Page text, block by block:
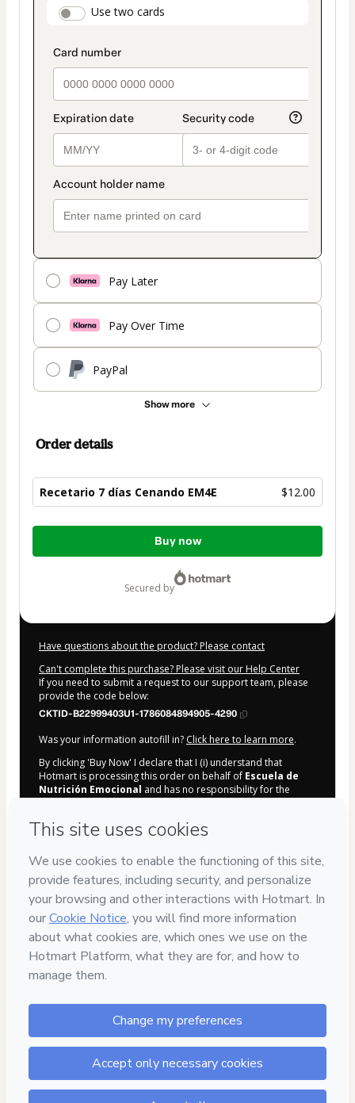
payment_data.section_title_v2
Use two cards
Pay Later
Pay Over Time
PayPal
Show more
method
Order details
Recetario 7 días Cenando EM4E $12.00
Total
Buy now
secured by
Have questions about the product? Please contact
Can't complete this purchase? Please visit our Help Center
If you need to submit a request to our support team, please
provide the code below:
CKTID-B22999403U1-1786084894905-4290
Was your information autofill in? Click here to learn more.
By clicking 'Buy Now' I declare that I (i) understand that
Hotmart is processing this order on behalf of Escuela de
Nutrición Emocional and has no responsibility for the
of legal age or authorized and accompanied by a legal
Learn more about your purchasehere.
- All rights reserved
2026-08-07T06:41:36.639Z REF.
Safe purchase
Secure and authenticated environment